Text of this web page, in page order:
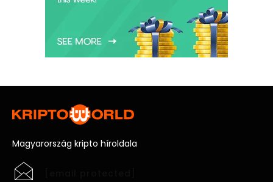
Magyarország kripto híroldala